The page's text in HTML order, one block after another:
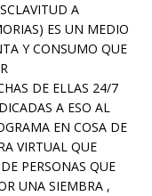
A
ES UN MEDIO
Y CONSUMO QUE
DE ELLAS 24/7
A ESO AL
EN COSA DE
VIRTUAL QUE
PERSONAS QUE
UNA SIEMBRA ,